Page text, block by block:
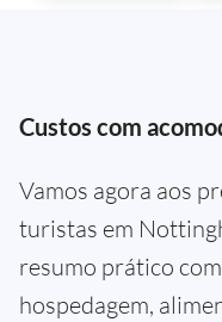
Custos com
Vamos agora aos
turistas em
resumo prático
hospedagem,